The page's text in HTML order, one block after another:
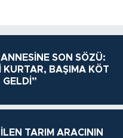
SON SÖZÜ:
KURTAR, BAŞIMA KÖT
GELDİ”
TARIM ARACININ